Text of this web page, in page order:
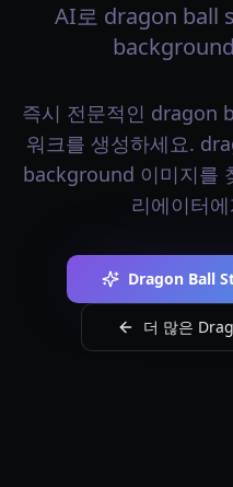
AI로 dragon ball
즉시 전문적인 dragon
워크를 생성하세요.
background 이미지를
리에이터
Dragon Ball
더 많은